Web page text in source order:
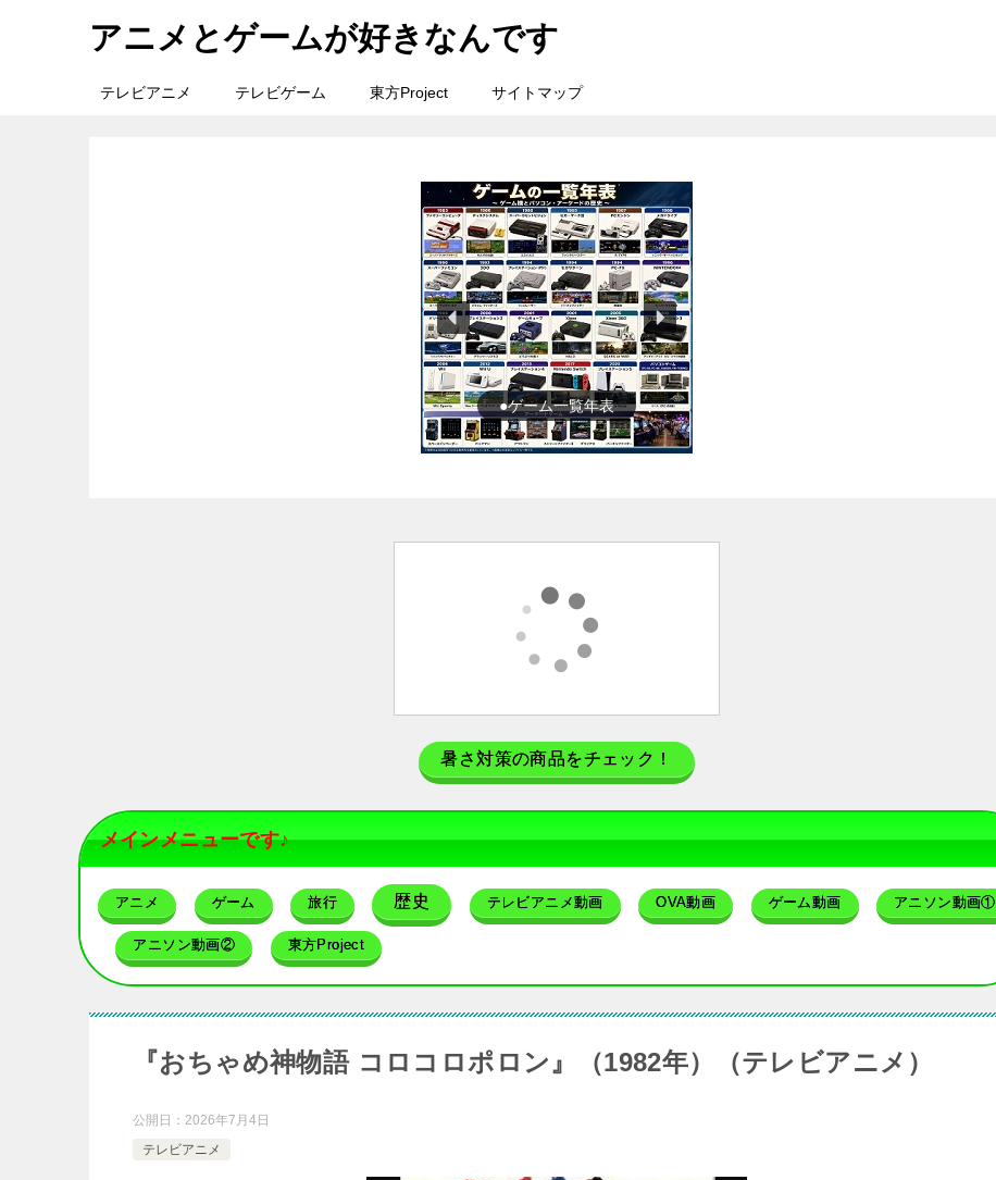
アニメとゲームが好きなんです
テレビアニメ テレビゲーム 東方Project サイトマップ
●ゲーム一覧年表
暑さ対策の商品をチェック！
メインメニューです♪
アニメ ゲーム 旅行 歴史 テレビアニメ動画 OVA動画 ゲーム動画 アニソン動画①
アニソン動画② 東方Project
『おちゃめ神物語 コロコロポロン』（1982年）（テレビアニメ）
公開日： 2026年7月4日
テレビアニメ